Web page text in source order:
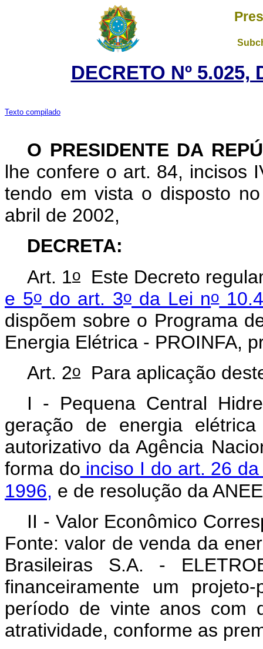
DECRETO Nº 5.025,
Texto compilado
O PRESIDENTE DA
lhe confere o art. 84, incisos
tendo em vista o disposto
abril de 2002,
DECRETA:
Art. 1o Este Decreto
e 5odo art. 3o da Lei no
dispõem sobre o Programa
Energia Elétrica - PROINFA,
Art. 2o
Para aplicação
I - Pequena Central
geração de energia
autorizativo da Agência
forma do inciso I do art. 26
1996, e de resolução da
II - Valor Econômico
Fonte: valor de venda da
Brasileiras S.A. -
financeiramente um
período de vinte anos com
atratividade, conforme as